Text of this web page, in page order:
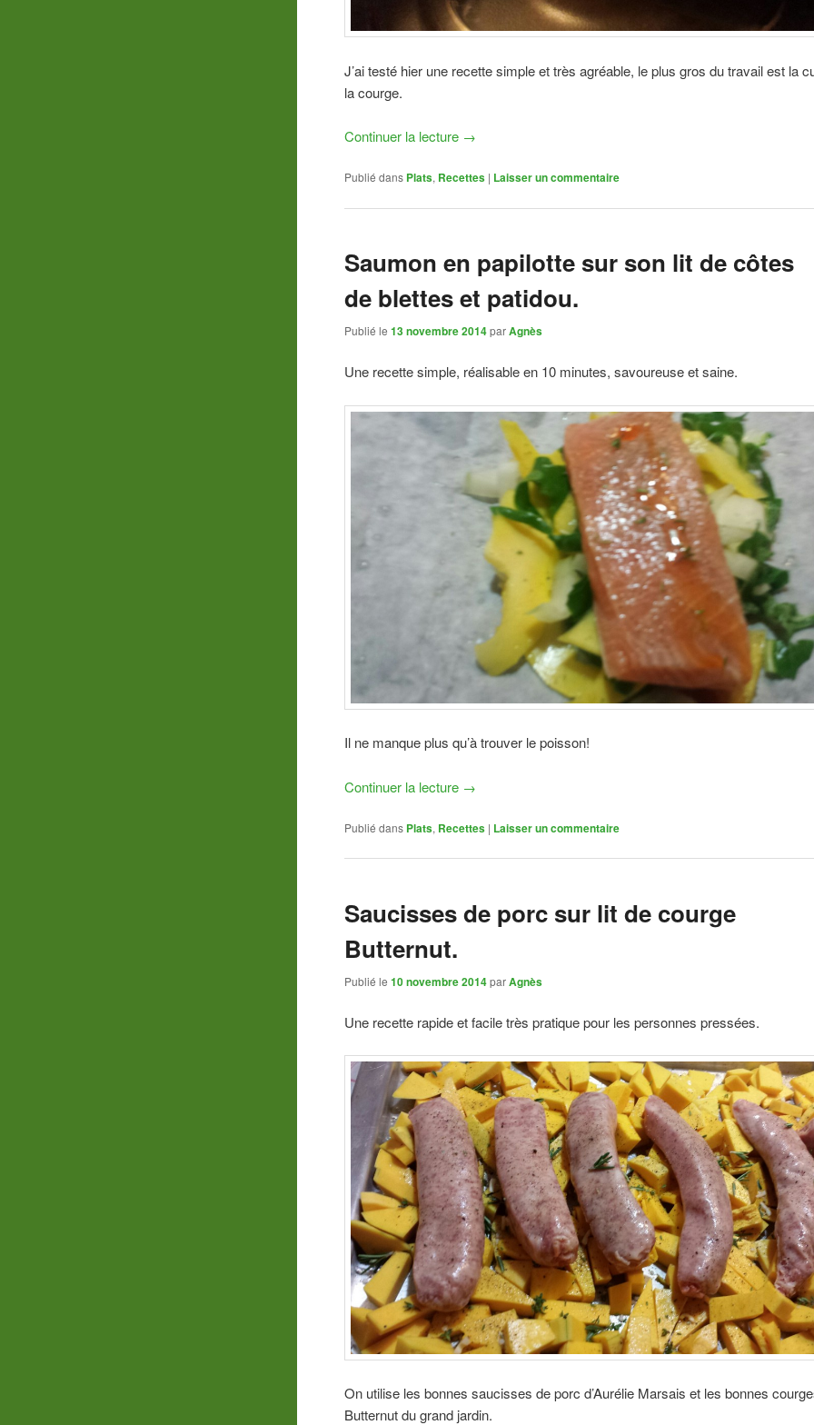
J’ai testé hier une recette simple et très agréable, le plus gros du travail est la
la courge.
Continuer la lecture →
Publié dans Plats, Recettes | Laisser un commentaire
Saumon en papilotte sur son lit de côtes
de blettes et patidou.
Publié le13 novembre 2014 parAgnès
Une recette simple, réalisable en 10 minutes, savoureuse et saine.
Il ne manque plus qu’à trouver le poisson!
Continuer la lecture →
Publié dans Plats, Recettes | Laisser un commentaire
Saucisses de porc sur lit de courge
Butternut.
Publié le10 novembre 2014 parAgnès
Une recette rapide et facile très pratique pour les personnes pressées.
On utilise les bonnes saucisses de porc d’Aurélie Marsais et les bonnes
Butternut du grand jardin.